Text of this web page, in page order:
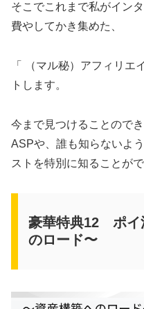
そこでこれまで私がイン
費やしてかき集めた、
「 （マル秘）アフィリエ
トします。
今まで見つけることので
ASPや、誰も知らないよ
ストを特別に知ることが
豪華特典12 ポイ
のロード〜